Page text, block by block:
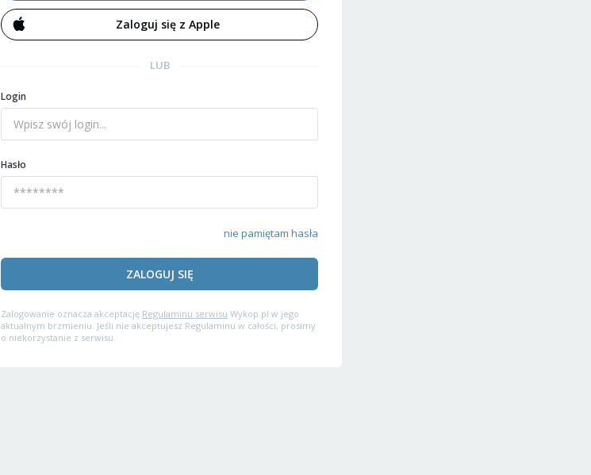
Zaloguj się z Apple
LUB
Login
Hasło
nie pamiętam hasła
ZALOGUJ SIĘ
Zalogowanie oznacza akceptację Regulaminu serwisu Wykop.pl w jego
aktualnym brzmieniu. Jeśli nie akceptujesz Regulaminu w całości, prosimy
o niekorzystanie z serwisu.